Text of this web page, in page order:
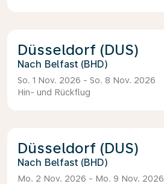
Düsseldorf (DUS)
Belfast (BHD)
So. 1 Nov. 2026 - So. 8 Nov. 2026
Hin- und Rückflug
Düsseldorf (DUS)
Belfast (BHD)
Mo. 2 Nov. 2026 - Mo. 9 Nov. 2026